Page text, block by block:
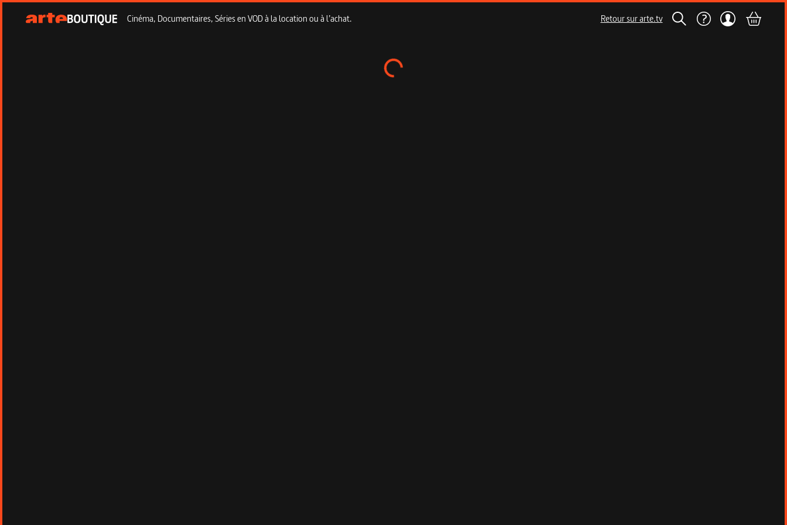
Cinéma, Documentaires, Séries en VOD à la location ou à l’achat. Retour sur arte.tv